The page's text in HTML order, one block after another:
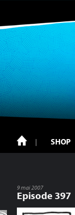
SHOP
9 mai 2007
Episode 397